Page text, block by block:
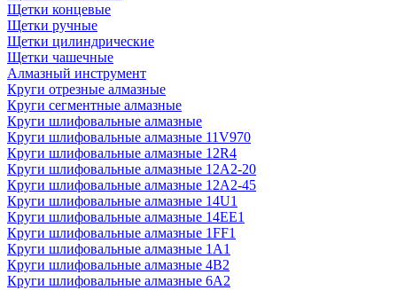
Щетки концевые
Щетки ручные
Щетки цилиндрические
Щетки чашечные
Алмазный инструмент
Круги отрезные алмазные
Круги сегментные алмазные
Круги шлифовальные алмазные
Круги шлифовальные алмазные 11V970
Круги шлифовальные алмазные 12R4
Круги шлифовальные алмазные 12А2-20
Круги шлифовальные алмазные 12А2-45
Круги шлифовальные алмазные 14U1
Круги шлифовальные алмазные 14ЕЕ1
Круги шлифовальные алмазные 1FF1
Круги шлифовальные алмазные 1А1
Круги шлифовальные алмазные 4В2
Круги шлифовальные алмазные 6A2